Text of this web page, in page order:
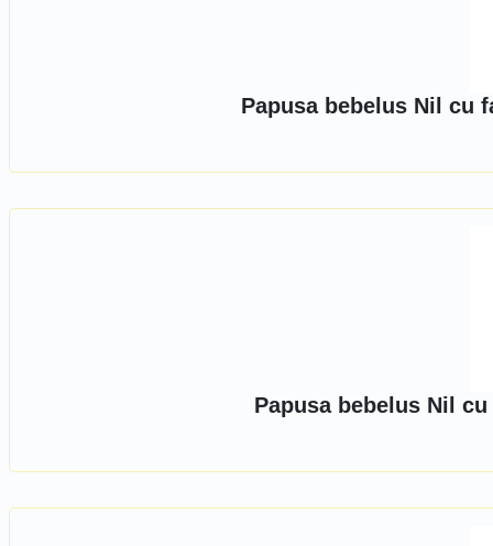
Papusa bebelus Nil cu
Papusa bebelus Nil